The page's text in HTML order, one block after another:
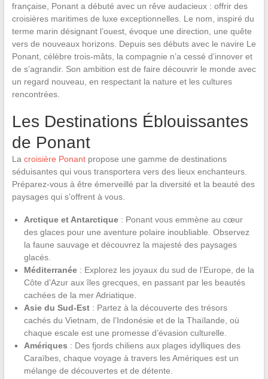
française, Ponant a débuté avec un rêve audacieux : offrir des
croisières maritimes de luxe exceptionnelles. Le nom, inspiré du
terme marin désignant l’ouest, évoque une direction, une quête
vers de nouveaux horizons. Depuis ses débuts avec le navire Le
Ponant, célèbre trois-mâts, la compagnie n’a cessé d’innover et
de s’agrandir. Son ambition est de faire découvrir le monde avec
un regard nouveau, en respectant la nature et les cultures
rencontrées.
Les Destinations Éblouissantes
de Ponant
La croisière Ponantpropose une gamme de destinations
séduisantes qui vous transportera vers des lieux enchanteurs.
Préparez-vous à être émerveillé par la diversité et la beauté des
paysages qui s’offrent à vous.
Arctique et Antarctique: Ponant vous emmène au cœur
des glaces pour une aventure polaire inoubliable. Observez
la faune sauvage et découvrez la majesté des paysages
glacés.
Méditerranée: Explorez les joyaux du sud de l’Europe, de la
Côte d’Azur aux îles grecques, en passant par les beautés
cachées de la mer Adriatique.
Asie du Sud-Est: Partez à la découverte des trésors
cachés du Vietnam, de l’Indonésie et de la Thaïlande, où
chaque escale est une promesse d’évasion culturelle.
Amériques : Des fjords chiliens aux plages idylliques des
Caraïbes, chaque voyage à travers les Amériques est un
mélange de découvertes et de détente.